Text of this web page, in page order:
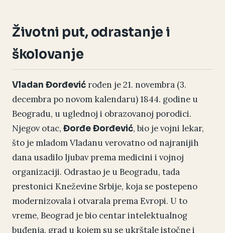
Životni put, odrastanje i
školovanje
Vladan Đorđević rođen je 21. novembra (3.
decembra po novom kalendaru) 1844. godine u
Beogradu, u uglednoj i obrazovanoj porodici.
Njegov otac, Đorđe Đorđević, bio je vojni lekar,
što je mladom Vladanu verovatno od najranijih
dana usadilo ljubav prema medicini i vojnoj
organizaciji. Odrastao je u Beogradu, tada
prestonici Kneževine Srbije, koja se postepeno
modernizovala i otvarala prema Evropi. U to
vreme, Beograd je bio centar intelektualnog
buđenja, grad u kojem su se ukrštale istočne i